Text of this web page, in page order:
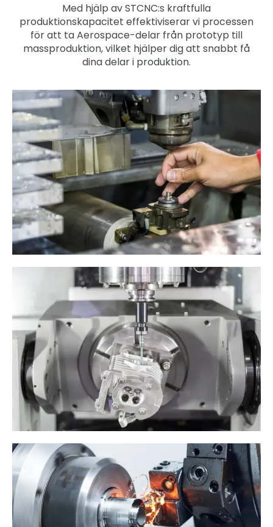
Med hjälp av STCNC:s kraftfulla
produktionskapacitet effektiviserar vi processen
för att ta Aerospace-delar från prototyp till
massproduktion, vilket hjälper dig att snabbt få
dina delar i produktion.